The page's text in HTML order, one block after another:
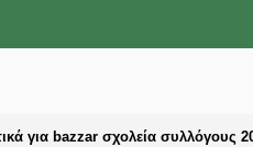
για bazzar σχολεία συλλόγους